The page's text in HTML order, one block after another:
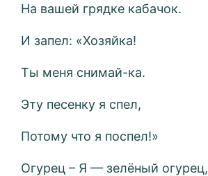
На вашей грядке кабачок.
И запел: «Хозяйка!
Ты меня снимай-ка.
Эту песенку я спел,
Потому что я поспел!»
Огурец – Я — зелёный огурец,